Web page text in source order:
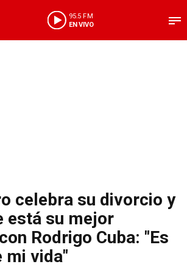
95.5 FM
EN VIVO
celebra su divorcio y
está su mejor
Rodrigo Cuba: "Es
mi vida"